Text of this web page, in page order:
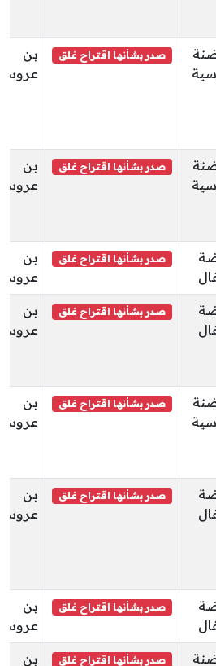
صدر بشأنها اقتراح غلق
بن
عروس
صدر بشأنها اقتراح غلق
بن
عروس
صدر بشأنها اقتراح غلق
بن
عروس
صدر بشأنها اقتراح غلق
بن
عروس
صدر بشأنها اقتراح غلق
بن
عروس
صدر بشأنها اقتراح غلق
بن
عروس
صدر بشأنها اقتراح غلق
بن
عروس
صدر بشأنها اقتراح غلق
بن